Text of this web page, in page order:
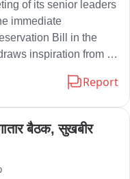
of its senior leaders
immediate
Bill in the
inspiration from
women. The Shiromani
for women’s
before
Report
बैठक, सुखबीर